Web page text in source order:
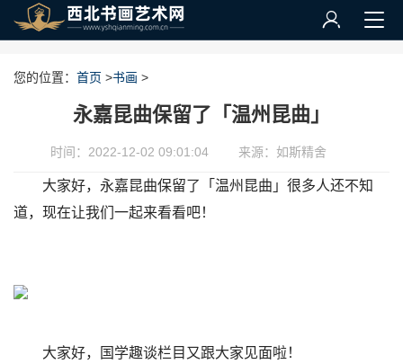
您的位置： 首页 >书画 >
永嘉昆曲保留了「温州昆曲」
时间：2022-12-02 09:01:04 来源：如斯精舍
大家好，永嘉昆曲保留了「温州昆曲」很多人还不知
道，现在让我们一起来看看吧！
大家好，国学趣谈栏目又跟大家见面啦！